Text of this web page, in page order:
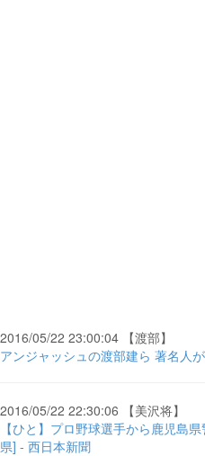
2016/05/22 23:00:04 【渡部】
アンジャッシュの渡部建ら 著名人
2016/05/22 22:30:06 【美沢将】
【ひと】プロ野球選手から鹿児島
県] - 西日本新聞